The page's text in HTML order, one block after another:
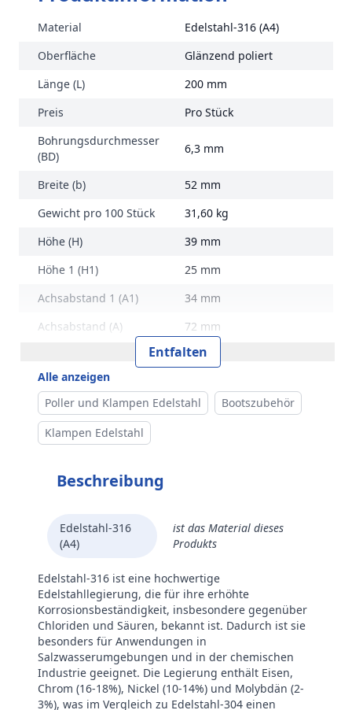
Material
Edelstahl-316 (A4)
Oberfläche
Glänzend poliert
Länge (L)
200 mm
Preis
Pro Stück
Bohrungsdurchmesser
(BD)
6,3 mm
Breite (b)
52 mm
Gewicht pro 100 Stück
31,60 kg
Höhe (H)
39 mm
Höhe 1 (H1)
25 mm
Achsabstand 1 (A1)
34 mm
Achsabstand (A)
72 mm
RVS Edelstahl
Entfalten
Alle anzeigen
Poller und Klampen Edelstahl
Bootszubehör
Klampen Edelstahl
Beschreibung
Edelstahl-316
(A4)
ist das Material dieses
Produkts
Edelstahl-316 ist eine hochwertige
Edelstahllegierung, die für ihre erhöhte
Korrosionsbeständigkeit, insbesondere gegenüber
Chloriden und Säuren, bekannt ist. Dadurch ist sie
besonders für Anwendungen in
Salzwasserumgebungen und in der chemischen
Industrie geeignet. Die Legierung enthält Eisen,
Chrom (16-18%), Nickel (10-14%) und Molybdän (2-
3%), was im Vergleich zu Edelstahl-304 einen